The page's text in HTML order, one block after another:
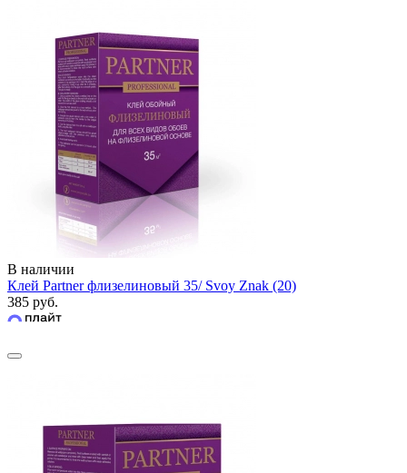
В наличии
Клей Partner флизелиновый 35/ Svoy Znak (20)
385 руб.